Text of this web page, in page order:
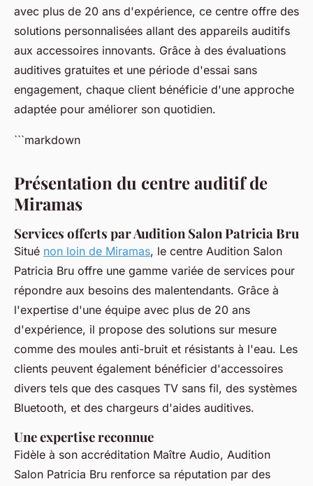
fabienne•8 avril 2025• 5 min de lecture
avec plus de 20 ans d'expérience, ce centre offre des
solutions personnalisées allant des appareils auditifs
aux accessoires innovants. Grâce à des évaluations
auditives gratuites et une période d'essai sans
engagement, chaque client bénéficie d'une approche
adaptée pour améliorer son quotidien.
```markdown
Présentation du centre auditif de
Miramas
Services offerts par Audition Salon Patricia Bru
Situé non loin de Miramas, le centre Audition Salon
Patricia Bru offre une gamme variée de services pour
répondre aux besoins des malentendants. Grâce à
l'expertise d'une équipe avec plus de 20 ans
d'expérience, il propose des solutions sur mesure
comme des moules anti-bruit et résistants à l'eau. Les
clients peuvent également bénéficier d'accessoires
divers tels que des casques TV sans fil, des systèmes
Bluetooth, et des chargeurs d'aides auditives.
Une expertise reconnue
Fidèle à son accréditation Maître Audio, Audition
Salon Patricia Bru renforce sa réputation par des